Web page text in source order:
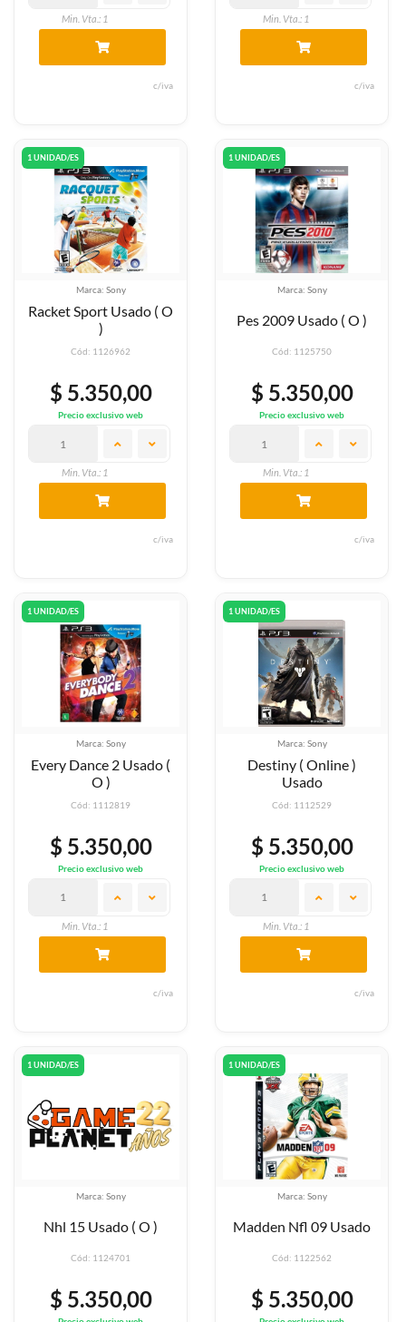
Min. Vta.: 1
c/iva
Min. Vta.: 1
c/iva
1 UNIDAD/ES
Marca: Sony
Racket Sport Usado ( O
)
Cód: 1126962
$ 5.350,00
Precio exclusivo web
Min. Vta.: 1
c/iva
1 UNIDAD/ES
Marca: Sony
Pes 2009 Usado ( O )
Cód: 1125750
$ 5.350,00
Precio exclusivo web
Min. Vta.: 1
c/iva
1 UNIDAD/ES
Marca: Sony
Every Dance 2 Usado (
O )
Cód: 1112819
$ 5.350,00
Precio exclusivo web
Min. Vta.: 1
c/iva
1 UNIDAD/ES
Marca: Sony
Destiny ( Online )
Usado
Cód: 1112529
$ 5.350,00
Precio exclusivo web
Min. Vta.: 1
c/iva
1 UNIDAD/ES
Marca: Sony
Nhl 15 Usado ( O )
Cód: 1124701
$ 5.350,00
1 UNIDAD/ES
Marca: Sony
Madden Nfl 09 Usado
Cód: 1122562
$ 5.350,00